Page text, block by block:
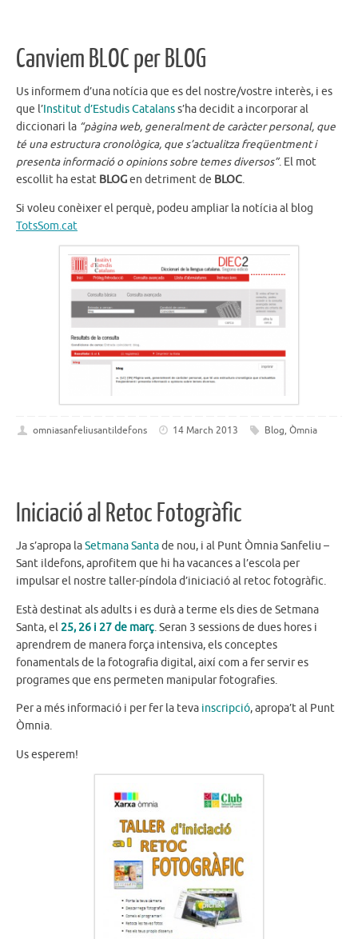
Canviem BLOC per BLOG
Us informem d’una notícia que es del nostre/vostre interès, i es
que l’Institut d’Estudis Catalanss’ha decidit a incorporar al
diccionari la “pàgina web, generalment de caràcter personal, que
té una estructura cronològica, que s’actualitza freqüentment i
presenta informació o opinions sobre temes diversos”. El mot
escollit ha estat BLOGen detriment de BLOC.
Si voleu conèixer el perquè, podeu ampliar la notícia al blog
TotsSom.cat
omniasanfeliusantildefons 14 March 2013 Blog, Òmnia
Iniciació al Retoc Fotogràfic
Ja s’apropa laSetmana Santade nou, i al Punt Òmnia Sanfeliu –
Sant ildefons, aprofitem que hi ha vacances a l’escola per
impulsar el nostre taller-píndola d’iniciació al retoc fotogràfic.
Està destinat als adults i es durà a terme els dies de Setmana
Santa, el25, 26 i 27 de març. Seran 3 sessions de dues hores i
aprendrem de manera força intensiva, els conceptes
fonamentals de la fotografia digital, així com a fer servir es
programes que ens permeten manipular fotografies.
Per a més informació i per fer la teva inscripció, apropa’t al Punt
Òmnia.
Us esperem!